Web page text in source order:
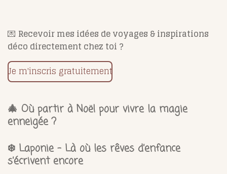
💌 Recevoir mes idées de voyages & inspirations
déco directement chez toi ?
Je m'inscris gratuitement
🎄 Où partir à Noël pour vivre la magie
enneigée ?
❄️ Laponie – Là où les rêves d’enfance
s’écrivent encore